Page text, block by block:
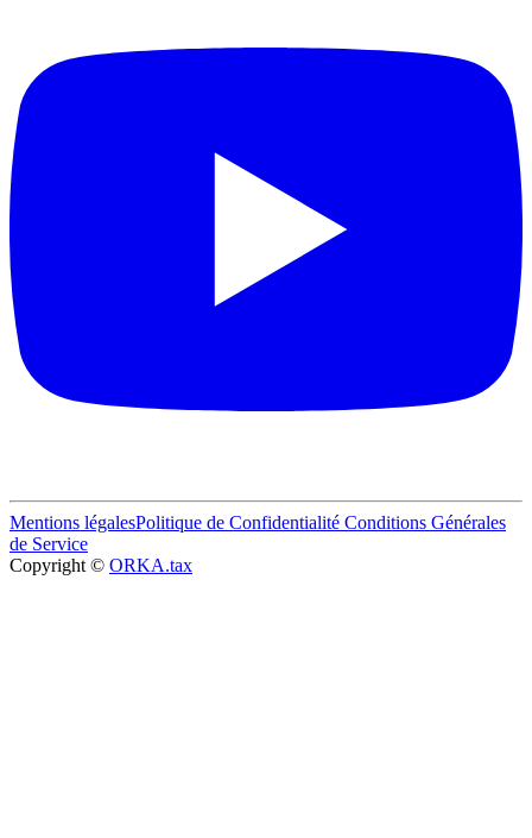
Mentions légalesPolitique de Confidentialité Conditions Générales
de Service
Copyright © ORKA.tax